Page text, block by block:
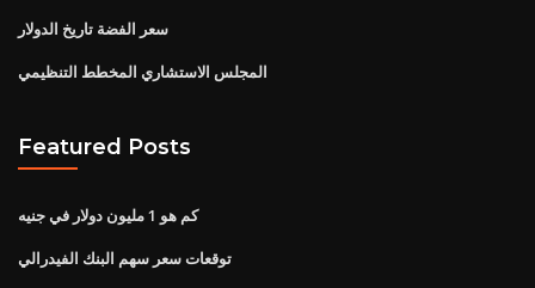
سعر الفضة تاريخ الدولار
المجلس الاستشاري المخطط التنظيمي
Featured Posts
كم هو 1 مليون دولار في جنيه
توقعات سعر سهم البنك الفيدرالي